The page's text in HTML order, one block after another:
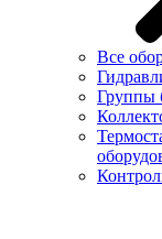
Все
Группы